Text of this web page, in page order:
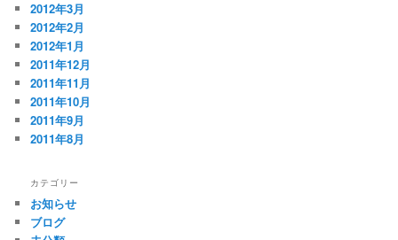
2012年3月
2012年2月
2012年1月
2011年12月
2011年11月
2011年10月
2011年9月
2011年8月
カテゴリー
お知らせ
ブログ